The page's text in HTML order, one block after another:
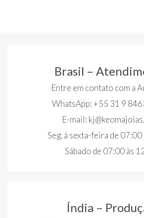
Brasil –
Entre em contato com a
WhatsApp: +55 31 9
E-mail:
Seg. à sexta-feira de
Sábado de 07:00 às
Índia –